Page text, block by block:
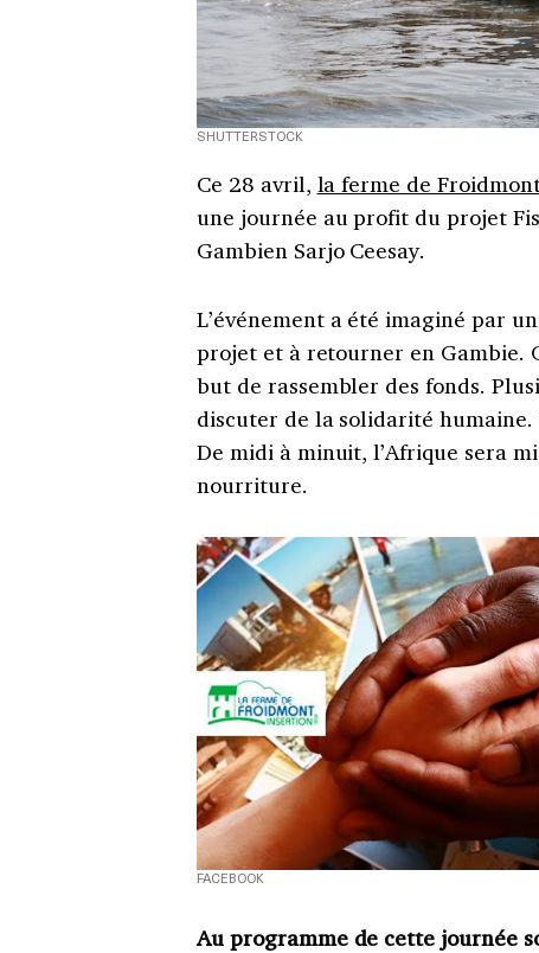
SHUTTERSTOCK
Ce 28 avril, la ferme de
une journée au profit du projet
Gambien Sarjo Ceesay.
L’événement a été imaginé par
projet et à retourner en Gambie.
but de rassembler des fonds.
discuter de la solidarité humaine.
De midi à minuit, l’Afrique sera
nourriture.
FACEBOOK
Au programme de cette journée